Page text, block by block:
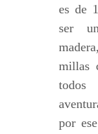
es de
ser
millas
todos
por